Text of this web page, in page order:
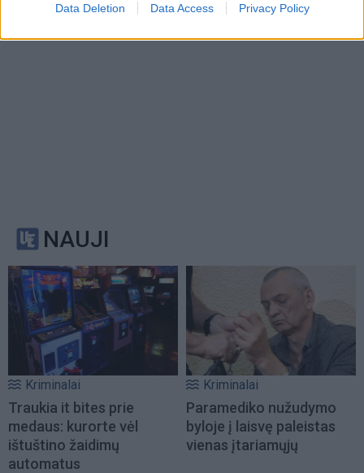
Data Deletion Data Access Privacy Policy
NAUJI
Kriminalai
Traukia it bites prie
medaus: kurorte vėl
ištuštino žaidimų
automatus
Kriminalai
Paramediko nužudymo
byloje į laisvę paleistas
vienas įtariamųjų